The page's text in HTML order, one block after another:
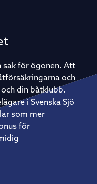
sak för ögonen. Att
och
din båtklubb.
i Svenska Sjö
som mer
för